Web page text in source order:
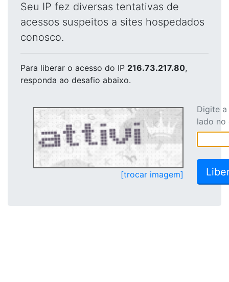
Seu IP fez diversas tentativas de
acessos suspeitos a sites hospedados
conosco.
Para liberar o acesso do IP 216.73.217.80,
responda ao desafio abaixo.
[trocar imagem]
Digite
lado no